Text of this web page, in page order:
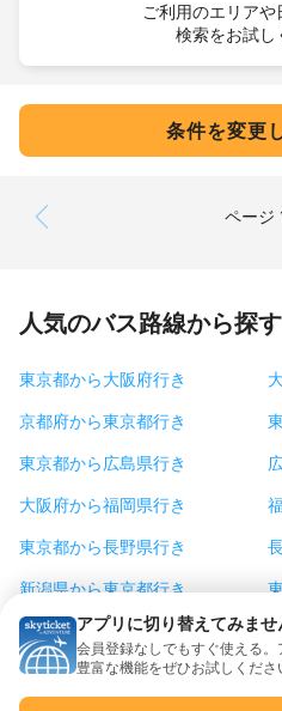
アプリに切り替えてみませ
会員登録なしでもすぐ使える
豊富な機能をぜひお試しくださ
ご利用のエリアや
検索をお試し
条件を変更
ページ
人気のバス路線から探す
東京都から大阪府行き
京都府から東京都行き
東京都から広島県行き
大阪府から福岡県行き
東京都から長野県行き
新潟県から東京都行き
大阪府から徳島県行き
東京都から仙台市行き